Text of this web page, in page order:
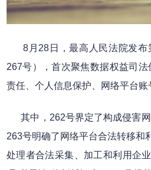
8月28日，最高人民法院发布
267号），首次聚焦数据权益司
责任、个人信息保护、网络平台账
其中，262号界定了构成侵害网
263号明确了网络平台合法转移和
处理者合法采集、加工和利用企